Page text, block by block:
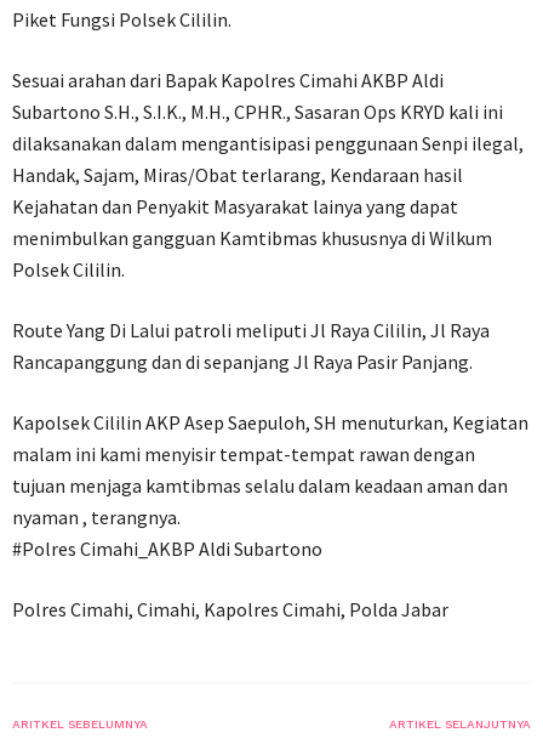
Piket Fungsi Polsek Cililin.
Sesuai arahan dari Bapak Kapolres Cimahi AKBP Aldi
Subartono S.H., S.I.K., M.H., CPHR., Sasaran Ops KRYD kali ini
dilaksanakan dalam mengantisipasi penggunaan Senpi ilegal,
Handak, Sajam, Miras/Obat terlarang, Kendaraan hasil
Kejahatan dan Penyakit Masyarakat lainya yang dapat
menimbulkan gangguan Kamtibmas khususnya di Wilkum
Polsek Cililin.
Route Yang Di Lalui patroli meliputi Jl Raya Cililin, Jl Raya
Rancapanggung dan di sepanjang Jl Raya Pasir Panjang.
Kapolsek Cililin AKP Asep Saepuloh, SH menuturkan, Kegiatan
malam ini kami menyisir tempat-tempat rawan dengan
tujuan menjaga kamtibmas selalu dalam keadaan aman dan
nyaman , terangnya.
#Polres Cimahi_AKBP Aldi Subartono
Polres Cimahi, Cimahi, Kapolres Cimahi, Polda Jabar
ARITKEL SEBELUMNYA ARTIKEL SELANJUTNYA